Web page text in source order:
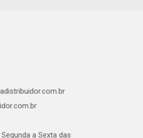
a Sexta das